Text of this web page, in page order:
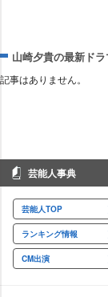
山崎夕貴の最新ド
記事はありません。
芸能人事典
芸能人TOP
ランキング情報
CM出演